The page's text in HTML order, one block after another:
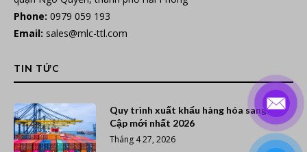
Phone: 0979 059 193
Email: sales@mlc-ttl.com
TIN TỨC
Quy trình xuất khẩu hàng hóa sang Ai
Cập mới nhất 2026
Tháng 4 27, 2026